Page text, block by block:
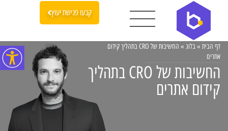
קבעו פגישת יעוץ
דף הבית »בלוג »
החשיבות של CRO בתהליך קידום
אתרים
החשיבות של CRO בתהליך
קידום אתרים